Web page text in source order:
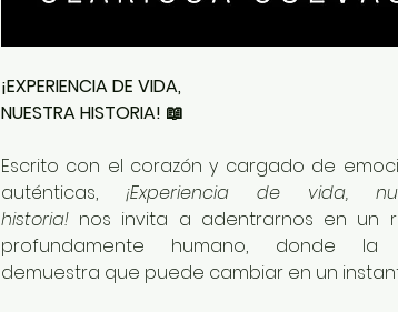
¡EXPERIENCIA DE VIDA,
NUESTRA HISTORIA! 📖
Escrito con el corazón y cargado de
auténticas, ¡Experiencia de vida,
historia! nos invita a adentrarnos en un
profundamente humano, donde la
demuestra que puede cambiar en un